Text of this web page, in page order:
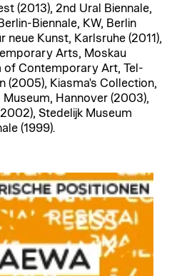
(2013), 2nd Ural Biennale,
Biennale, KW, Berlin
neue Kunst, Karlsruhe (2011),
Arts, Moskau
of Contemporary Art, Tel-
(2005), Kiasma's Collection,
Museum, Hannover (2003),
Stedelijk Museum
(1999).